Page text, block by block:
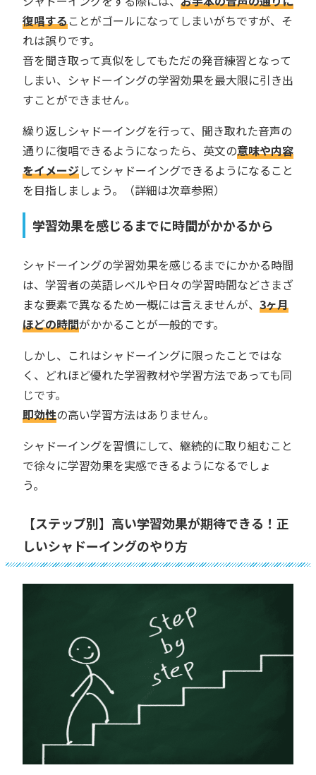
復唱することがゴールになってしまいがちですが、そ
れは誤りです。
音を聞き取って真似をしてもただの発音練習となって
しまい、シャドーイングの学習効果を最大限に引き出
すことができません。
繰り返しシャドーイングを行って、聞き取れた音声の
通りに復唱できるようになったら、英文の意味や内容
をイメージしてシャドーイングできるようになること
を目指しましょう。（詳細は次章参照）
学習効果を感じるまでに時間がかかるから
シャドーイングの学習効果を感じるまでにかかる時間
は、学習者の英語レベルや日々の学習時間などさまざ
まな要素で異なるため一概には言えませんが、 3ヶ月
ほどの時間がかかることが一般的です。
しかし、これはシャドーイングに限ったことではな
く、どれほど優れた学習教材や学習方法であっても同
じです。
即効性の高い学習方法はありません。
シャドーイングを習慣にして、継続的に取り組むこと
で徐々に学習効果を実感できるようになるでしょ
う。
【ステップ別】高い学習効果が期待できる！正
しいシャドーイングのやり方